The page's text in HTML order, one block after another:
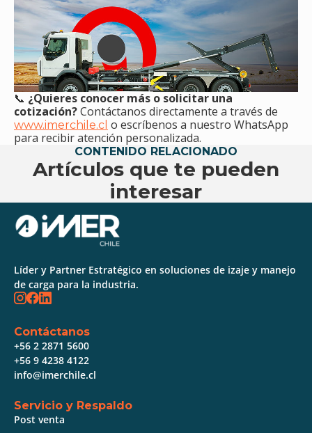
📞 ¿Quieres conocer más o solicitar una
cotización?Contáctanos directamente a través de
www.imerchile.cl o escríbenos a nuestro WhatsApp
para recibir atención personalizada.
CONTENIDO RELACIONADO
Artículos que te pueden
interesar
Líder y Partner Estratégico en soluciones de izaje y manejo
de carga para la industria.
Contáctanos
+56 2 2871 5600
+56 9 4238 4122
info@imerchile.cl
Servicio y Respaldo
Post venta